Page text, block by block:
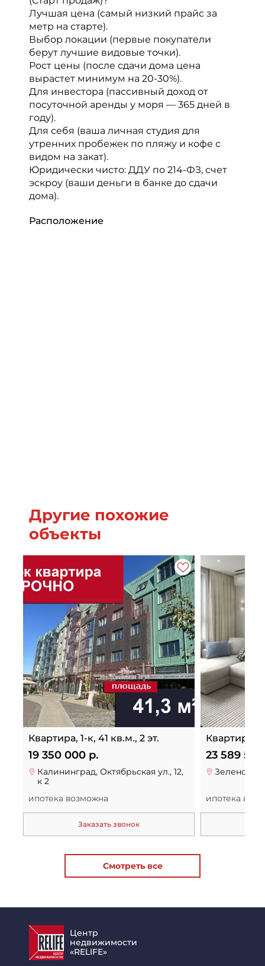
Лучшая цена (самый низкий прайс за
метр на старте).
Выбор локации (первые покупатели
берут лучшие видовые точки).
Рост цены (после сдачи дома цена
вырастет минимум на 20-30%).
Для инвестора (пассивный доход от
посуточной аренды у моря — 365 дней в
году).
Для себя (ваша личная студия для
утренних пробежек по пляжу и кофе с
видом на закат).
Юридически чисто: ДДУ по 214-ФЗ, счет
эскроу (ваши деньги в банке до сдачи
дома).
Расположение
Другие похожие
объекты
Квартира, 1-к, 41 кв.м., 2 эт.
19 350 000 р.
Калининград, Октябрьская ул., 12,
к 2
ипотека возможна
Заказать звонок
Квартира,
23 589
ипотека
Смотреть все
Центр
недвижимости
«RELIFE»